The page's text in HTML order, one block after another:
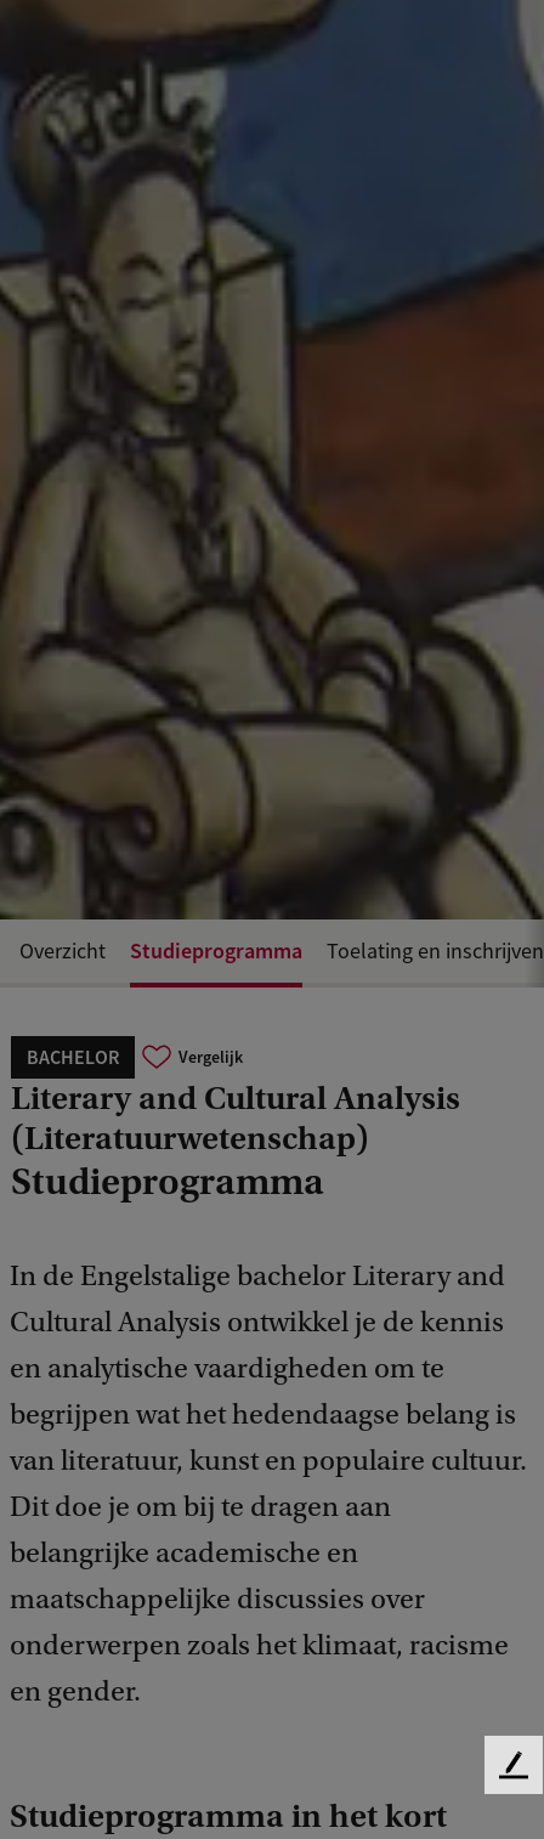
BACHELOR Vergelijk
Literary and Cultural Analysis
(Literatuurwetenschap)
Studieprogramma
In de Engelstalige bachelor Literary and
Cultural Analysis ontwikkel je de kennis
en analytische vaardigheden om te
begrijpen wat het hedendaagse belang is
van literatuur, kunst en populaire cultuur.
Dit doe je om bij te dragen aan
belangrijke academische en
maatschappelijke discussies over
onderwerpen zoals het klimaat, racisme
en gender.
Overzicht Studieprogramma Toelating en inschrijven
Studieprogramma in het kort
F